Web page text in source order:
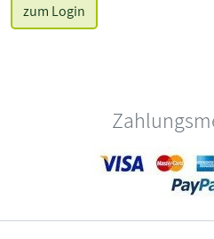
zum Login